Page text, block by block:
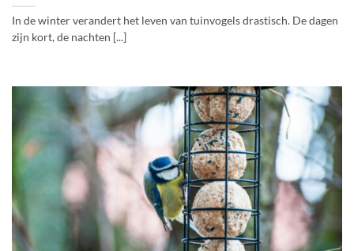
In de winter verandert het leven van tuinvogels drastisch. De dagen
zijn kort, de nachten [...]